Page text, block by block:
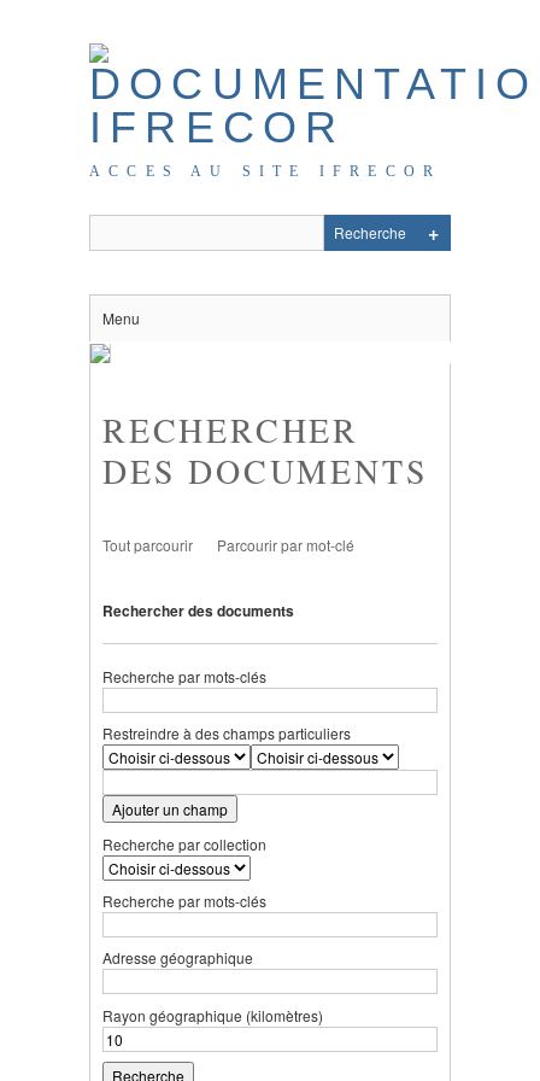
ACCES AU SITE IFRECOR
Menu
RECHERCHER
DES DOCUMENTS
Tout parcourir Parcourir par mot-clé
Rechercher des documents
Recherche par mots-clés
Restreindre à des champs particuliers
Ajouter un champ
Recherche par collection
Recherche par mots-clés
Adresse géographique
Rayon géographique (kilomètres)